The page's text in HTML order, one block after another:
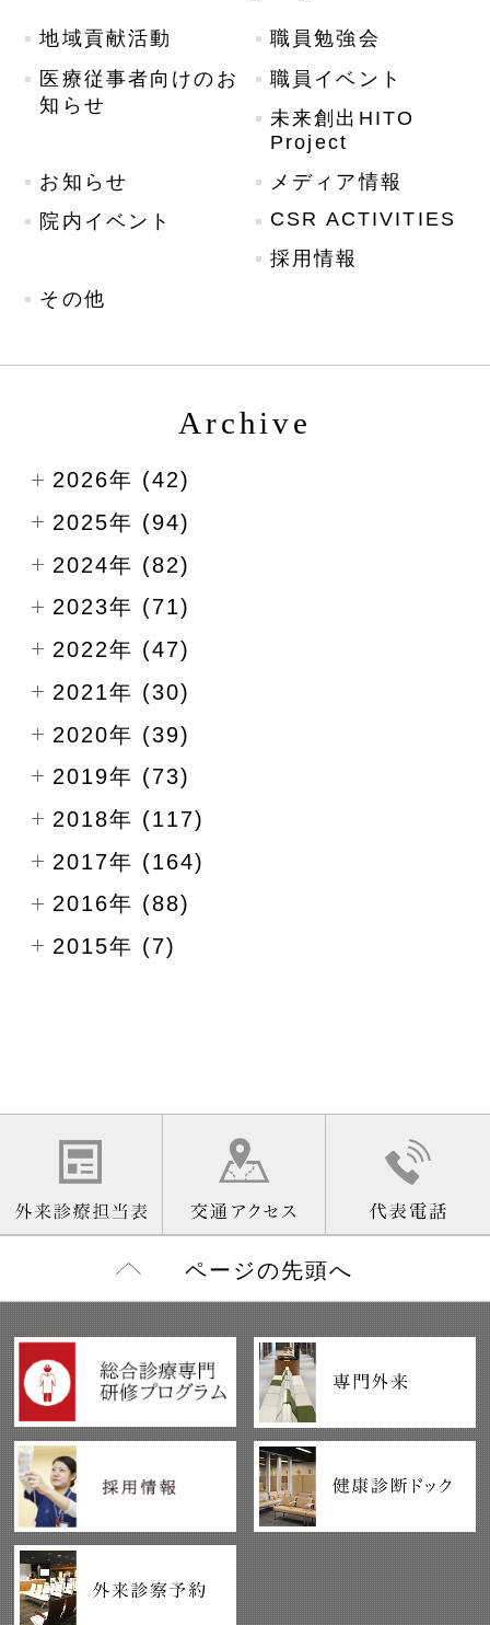
地域貢献活動
職員勉強会
医療従事者向けのお
知らせ
職員イベント
未来創出HITO
Project
お知らせ
メディア情報
院内イベント
CSR ACTIVITIES
採用情報
その他
Archive
2026年 (42)
2025年 (94)
2024年 (82)
2023年 (71)
2022年 (47)
2021年 (30)
2020年 (39)
2019年 (73)
2018年 (117)
2017年 (164)
2016年 (88)
2015年 (7)
ページの先頭へ